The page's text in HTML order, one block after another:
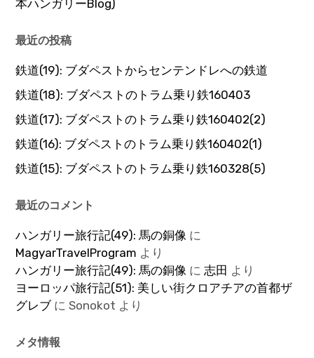
本ハンガリーBlog)
最近の投稿
鉄道(19): ブダペストからセンテンドレへの鉄道
鉄道(18): ブダペストのトラム乗り鉄160403
鉄道(17): ブダペストのトラム乗り鉄160402(2)
鉄道(16): ブダペストのトラム乗り鉄160402(1)
鉄道(15): ブダペストのトラム乗り鉄160328(5)
最近のコメント
ハンガリー旅行記(49): 馬の銅像 に
MagyarTravelProgram より
ハンガリー旅行記(49): 馬の銅像 に志田 より
ヨーロッパ旅行記(51): 美しい街クロアチアの首都ザ
グレブにSonokot より
メタ情報